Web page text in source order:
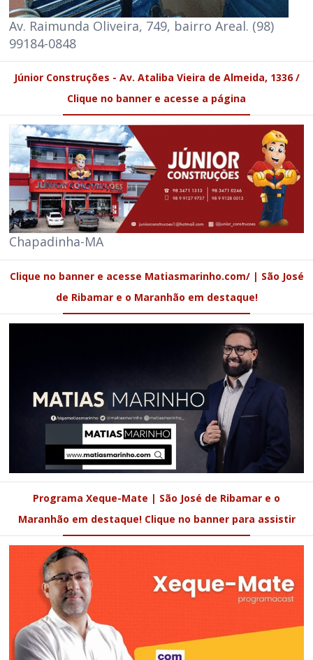
Av. Raimunda Oliveira, 749, bairro Areal. (98)
99184-0848
Júnior Construções - Av. Ataliba Vieira de Almeida, 1336 /
Clique no banner e acesse a página
Chapadinha-MA
Clique no banner e acesse Matiasmarinho.com/ | São José
de Ribamar e o Maranhão em destaque!
Programa Xeque-Mate | São José de Ribamar e o
Maranhão em destaque! Clique no banner para assistir